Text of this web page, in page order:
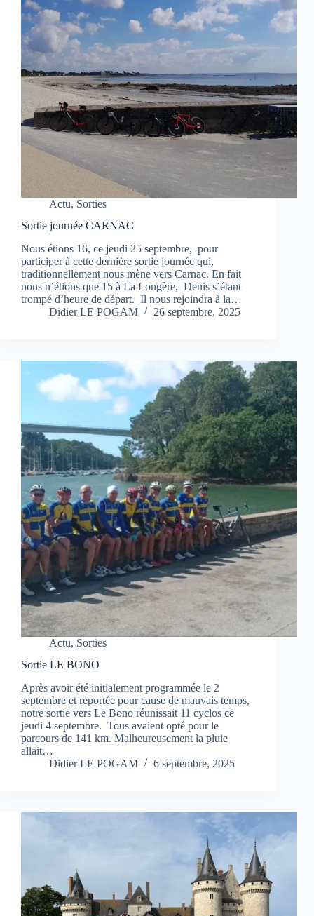
Actu, Sorties
Sortie journée CARNAC
Nous étions 16, ce jeudi 25 septembre, pour
participer à cette dernière sortie journée qui,
traditionnellement nous mène vers Carnac. En fait
nous n’étions que 15 à La Longère, Denis s’étant
trompé d’heure de départ. Il nous rejoindra à la…
Didier LE POGAM
26 septembre, 2025
Actu, Sorties
Sortie LE BONO
Après avoir été initialement programmée le 2
septembre et reportée pour cause de mauvais temps,
notre sortie vers Le Bono réunissait 11 cyclos ce
jeudi 4 septembre. Tous avaient opté pour le
parcours de 141 km. Malheureusement la pluie
allait…
Didier LE POGAM
6 septembre, 2025